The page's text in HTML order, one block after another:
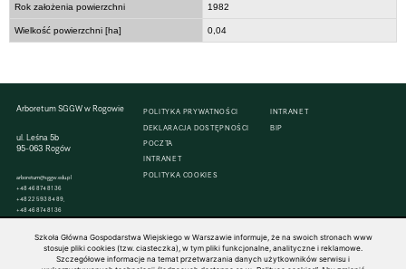
Rok założenia powierzchni 1982
Wielkość powierzchni [ha] 0,04
Arboretum SGGW w Rogowie
ul. Leśna 5b
95-063 Rogów
arboretum@sggw.edu.pl
+48 46 874 81 36
+48 22 593 84 89,
+48 46 874 81 36
POLITYKA PRYWATNOŚCI
DEKLARACJA DOSTĘPNOŚCI
POCZTA
INTRANET
POLITYKA COOKIES
INTRANET
BIP
Szkoła Główna Gospodarstwa Wiejskiego w Warszawie informuje, że na swoich stronach www
stosuje pliki cookies (tzw. ciasteczka), w tym pliki funkcjonalne, analityczne i reklamowe.
Szczegółowe informacje na temat przetwarzania danych użytkowników serwisu i